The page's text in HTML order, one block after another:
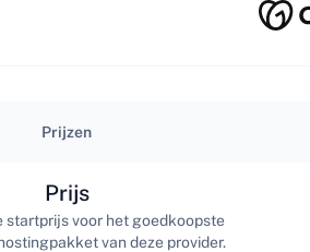
Prijzen
Prijs
startprijs voor het goedkoopste
van deze provider.